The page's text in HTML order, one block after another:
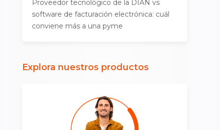
Proveedor tecnológico de la DIAN vs
software de facturación electrónica: cuál
conviene más a una pyme
Explora nuestros productos